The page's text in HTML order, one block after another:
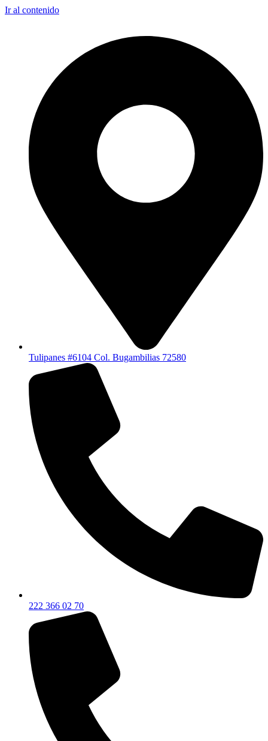
Ir al contenido
Tulipanes #6104 Col. Bugambilias 72580
222 366 02 70